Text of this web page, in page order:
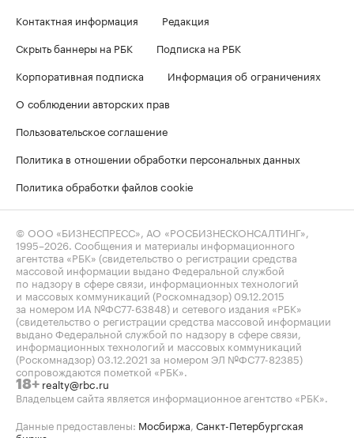
Контактная информация
Редакция
Скрыть баннеры на РБК
Подписка на РБК
Корпоративная подписка
Информация об ограничениях
О соблюдении авторских прав
Пользовательское соглашение
Политика в отношении обработки персональных данных
Политика обработки файлов cookie
© ООО «БИЗНЕСПРЕСС», АО «РОСБИЗНЕСКОНСАЛТИНГ»,
1995–2026 . Сообщения и материалы информационного
агентства «РБК» (свидетельство о регистрации средства
массовой информации выдано Федеральной службой
по надзору в сфере связи, информационных технологий
и массовых коммуникаций (Роскомнадзор) 09.12.2015
за номером ИА №ФС77-63848) и сетевого издания «РБК»
(свидетельство о регистрации средства массовой информации
выдано Федеральной службой по надзору в сфере связи,
информационных технологий и массовых коммуникаций
(Роскомнадзор) 03.12.2021 за номером ЭЛ №ФС77-82385)
сопровождаются пометкой «РБК».
18+ realty@rbc.ru
Владельцем сайта является информационное агентство «РБК».
Данные предоставлены: Мосбиржа Санкт-Петербургская